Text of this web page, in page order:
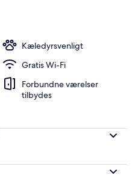
Kæledyrsvenligt
Gratis Wi-Fi
Forbundne værelser
tilbydes